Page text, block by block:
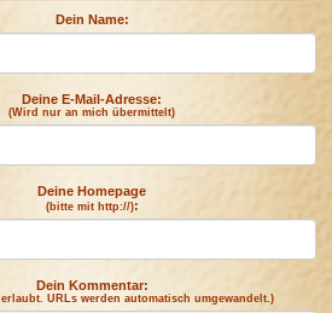
Dein Name:
Deine E-Mail-Adresse:
(Wird nur an mich übermittelt)
Deine Homepage
(bitte mit http://):
Dein Kommentar:
erlaubt. URLs werden automatisch umgewandelt.)